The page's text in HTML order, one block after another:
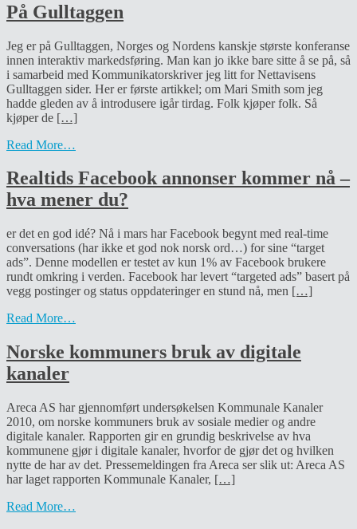
På Gulltaggen
Jeg er på Gulltaggen, Norges og Nordens kanskje største konferanse
innen interaktiv markedsføring. Man kan jo ikke bare sitte å se på, så
i samarbeid med Kommunikatorskriver jeg litt for Nettavisens
Gulltaggen sider. Her er første artikkel; om Mari Smith som jeg
hadde gleden av å introdusere igår tirdag. Folk kjøper folk. Så
kjøper de […]
Read More…
Realtids Facebook annonser kommer nå –
hva mener du?
er det en god idé? Nå i mars har Facebook begynt med real-time
conversations (har ikke et god nok norsk ord…) for sine “target
ads”. Denne modellen er testet av kun 1% av Facebook brukere
rundt omkring i verden. Facebook har levert “targeted ads” basert på
vegg postinger og status oppdateringer en stund nå, men […]
Read More…
Norske kommuners bruk av digitale
kanaler
Areca AS har gjennomført undersøkelsen Kommunale Kanaler
2010, om norske kommuners bruk av sosiale medier og andre
digitale kanaler. Rapporten gir en grundig beskrivelse av hva
kommunene gjør i digitale kanaler, hvorfor de gjør det og hvilken
nytte de har av det. Pressemeldingen fra Areca ser slik ut: Areca AS
har laget rapporten Kommunale Kanaler, […]
Read More…